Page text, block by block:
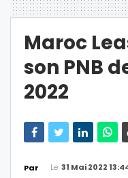
Maroc
son PNB
2022
Par Le 31 Mai 2022